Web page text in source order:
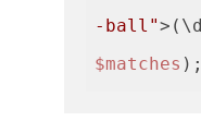
-ball"> (\d
$matches